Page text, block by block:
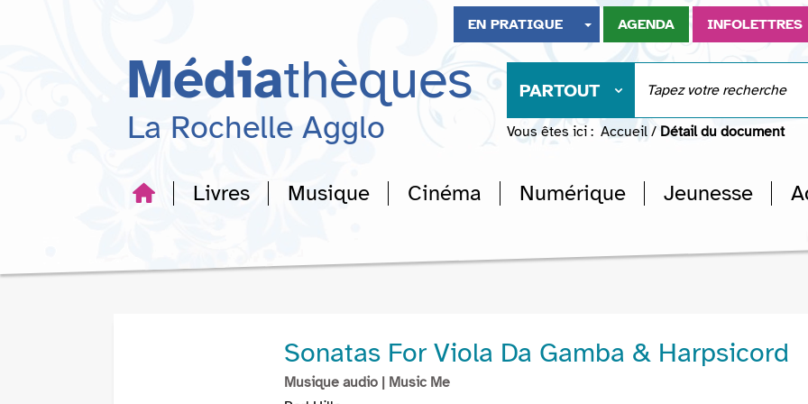
recherche
EN PRATIQUE AGENDA INFOLETTRES
Médiathèques
La Rochelle Agglo
PARTOUT
Vous êtes ici : Accueil / Détail du document
Livres Musique Cinéma Numérique Jeunesse
Sonatas For Viola Da Gamba & Harpsicord
Musique audio | Music Me